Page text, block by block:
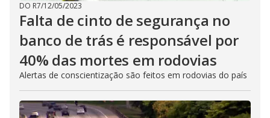
DO R7/12/05/2023
Falta de cinto de segurança no
banco de trás é responsável por
40% das mortes em rodovias
Alertas de conscientização são feitos em rodovias do país